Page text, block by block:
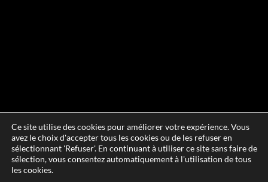
Ce site utilise des cookies pour améliorer votre expérience. Vous
avez le choix d'accepter tous les cookies ou de les refuser en
sélectionnant 'Refuser'. En continuant à utiliser ce site sans faire de
sélection, vous consentez automatiquement à l'utilisation de tous
les cookies.